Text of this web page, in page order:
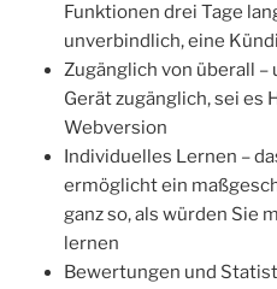
Funktionen drei Tage
unverbindlich, eine
Zugänglich von überall
Gerät zugänglich, sei es
Webversion
Individuelles Lernen –
ermöglicht ein
ganz so, als würden Sie
lernen
Bewertungen und